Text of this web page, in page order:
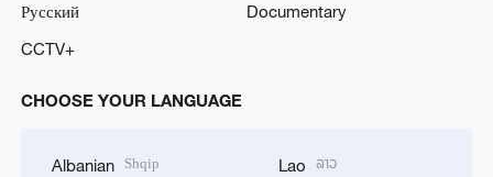
Русский
Documentary
CCTV+
CHOOSE YOUR LANGUAGE
Albanian Shqip Lao ລາວ